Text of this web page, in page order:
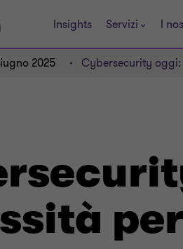
Insights Servizi I
2025 Cybersecurity oggi: